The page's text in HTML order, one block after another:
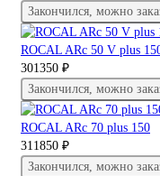
Закончился, можно
ROCAL ARc 50 V plus
301350 ₽
Закончился, можно
ROCAL ARc 70 plus 150
311850 ₽
Закончился, можно